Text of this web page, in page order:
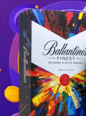
những dòng
mùi vị và độ
người biết
500K
với nhiều
sẽ là10 chai